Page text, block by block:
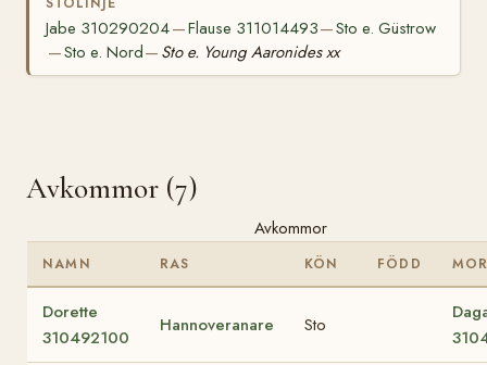
Jabe 310290204—Flause 311014493—Sto e. Güstrow
—Sto e. Nord— Sto e. Young Aaronides xx
Avkommor (7)
Avkommor
NAMN RAS KÖN FÖDD
Dorette
310492100
Hannoveranare Sto